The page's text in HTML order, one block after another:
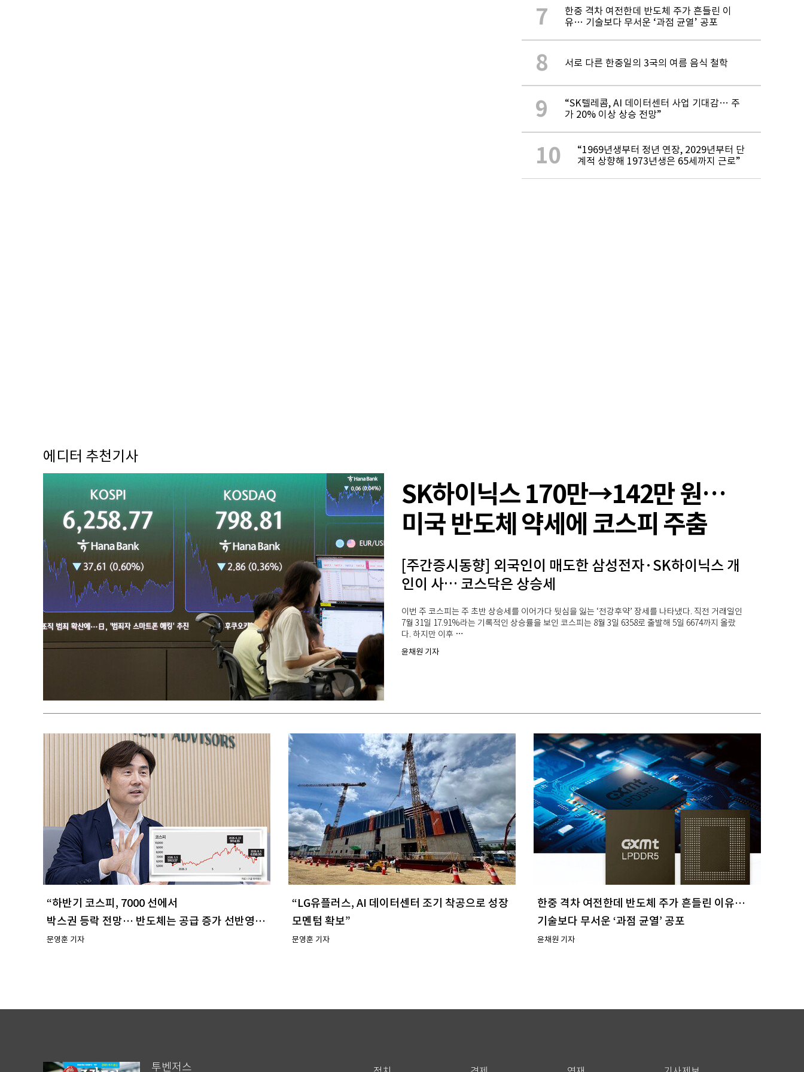
7
한중 격차 여전한데 반도체 주가 흔들린 이
유… 기술보다 무서운 ‘과점 균열’ 공포
8 서로 다른 한중일의 3국의 여름 음식 철학
9
“SK텔레콤, AI 데이터센터 사업 기대감… 주
가 20% 이상 상승 전망”
10
“1969년생부터 정년 연장, 2029년부터 단
계적 상향해 1973년생은 65세까지 근로”
에디터 추천기사
SK하이닉스 170만→142만 원…
미국 반도체 약세에 코스피 주춤
[주간증시동향] 외국인이 매도한 삼성전자·SK하이닉스 개
인이 사… 코스닥은 상승세
이번 주 코스피는 주 초반 상승세를 이어가다 뒷심을 잃는 ‘전강후약’ 장세를 나타냈다. 직전 거래일인
7월 31일 17.91%라는 기록적인 상승률을 보인 코스피는 8월 3일 6358로 출발해 5일 6674까지 올랐
다. 하지만 이후 …
윤채원 기자
“하반기 코스피, 7000 선에서
박스권 등락 전망… 반도체는 공급 증가 선반영
주시해야”
문영훈 기자
“LG유플러스, AI 데이터센터 조기 착공으로 성장
모멘텀 확보”
문영훈 기자
한중 격차 여전한데 반도체 주가 흔들린 이유…
기술보다 무서운 ‘과점 균열’ 공포
윤채원 기자
투벤저스